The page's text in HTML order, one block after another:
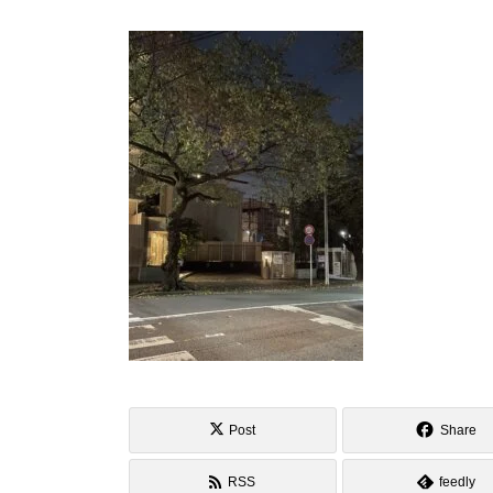
Post Share
RSS feedly